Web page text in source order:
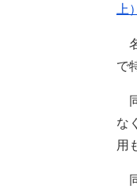
上）
で
な
用